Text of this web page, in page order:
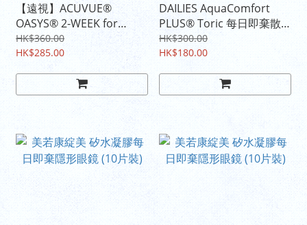
【遠視】ACUVUE®
OASYS® 2-WEEK for
ASTIGMATISM 2星期拋棄
型散光隱形眼鏡
HK$360.00
HK$285.00
DAILIES AquaComfort
PLUS® Toric 每日即棄散
光隱形眼鏡
HK$300.00
HK$180.00